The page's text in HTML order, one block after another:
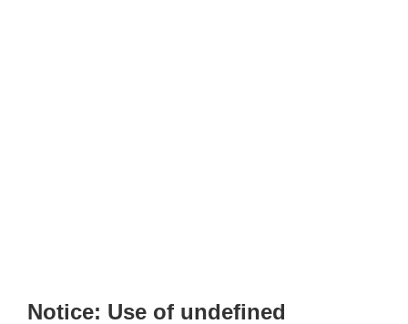
Notice: Use of undefined